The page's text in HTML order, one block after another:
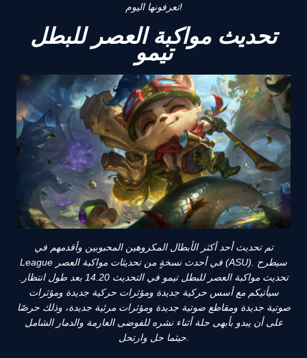
تعرفونها اليوم!
تحديث مواكبة العصر للبطل
تيمو
تم تحديث أحد أكثر الأبطال المكروهين المحبوبين وأقدمهم في
League في أحدث نسخةٍ من تحديثات مواكبة العصر (ASU). سيطرح
تحديث مواكبة العصر للبطل تيمو في التحديث 14.20 بعد طول انتظار.
سيأتيكم مع أسس حركية جديدة ومؤثرات حركية جديدة ومؤثرات
صوتية جديدة ومقاطع صوتية جديدة ومؤثرات مرئية جديدة، وذلك حرصًا
على أن يبدو بأبهى حلة أثناء نشره للفوضى العارمة والدمار الشامل
حيثما حل وارتحل.